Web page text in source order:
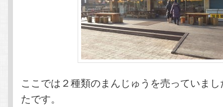
ここでは２種類のまんじゅうを売っていま
たです。